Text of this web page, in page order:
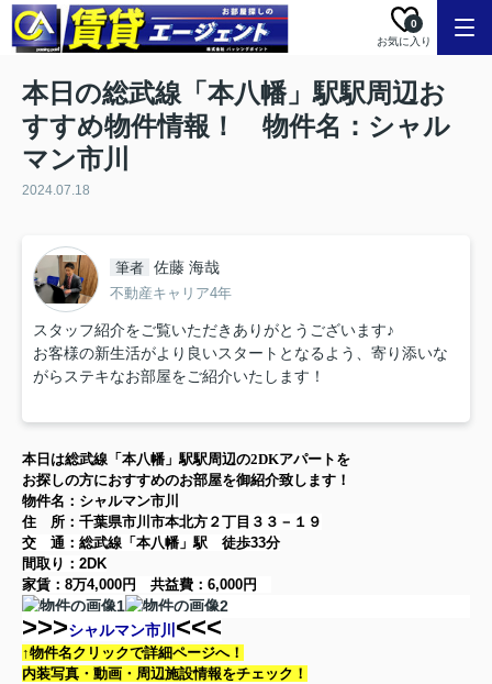
お気に入り
0
本日の総武線「本八幡」駅駅周辺お
すすめ物件情報！ 物件名：シャル
マン市川
2024.07.18
筆者 佐藤 海哉
不動産キャリア4年
スタッフ紹介をご覧いただきありがとうございます♪
お客様の新生活がより良いスタートとなるよう、寄り添いな
がらステキなお部屋をご紹介いたします！
本日は総武線「本八幡」駅駅周辺の2DKアパート を
お探しの方におすすめのお部屋を御紹介致します！
物件名：シャルマン市川
住 所： 千葉県市川市本北方２丁目３３－１９
交 通：総武線「本八幡」駅 徒歩33分
間取り： 2DK
家賃： 8万4,000円 共益費： 6,000円
>>>シャルマン市川 <<<
↑物件名クリックで詳細ページへ！
内装写真・動画・ 周辺施設情報をチェック！